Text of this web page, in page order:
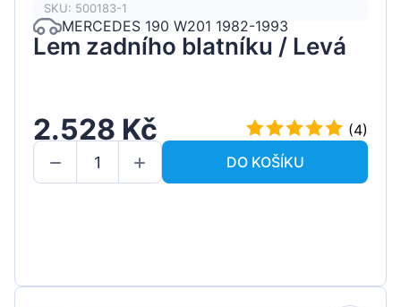
SKU: 500183-1
MERCEDES 190 W201 1982-1993
Lem zadního blatníku / Levá
2.528 Kč
(4)
DO KOŠÍKU